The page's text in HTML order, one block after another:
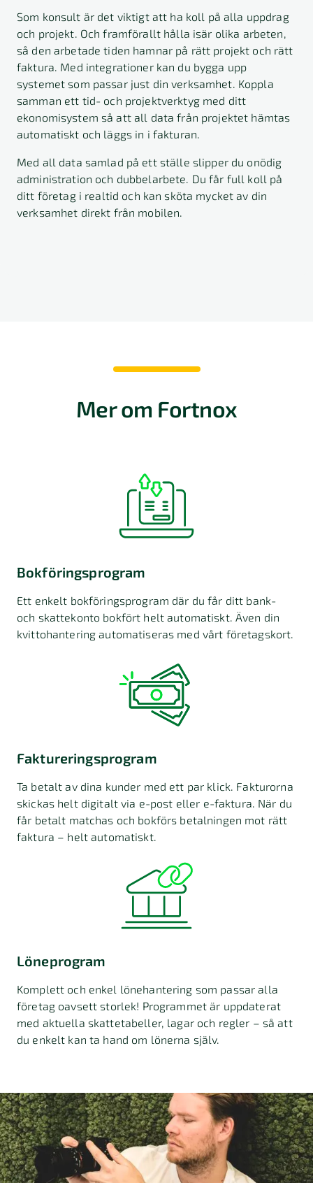
Som konsult är det viktigt att ha koll på alla uppdrag
och projekt. Och framförallt hålla isär olika arbeten,
så den arbetade tiden hamnar på rätt projekt och rätt
faktura. Med integrationer kan du bygga upp
systemet som passar just din verksamhet. Koppla
samman ett tid- och projektverktyg med ditt
ekonomisystem så att all data från projektet hämtas
automatiskt och läggs in i fakturan.
Med all data samlad på ett ställe slipper du onödig
administration och dubbelarbete. Du får full koll på
ditt företag i realtid och kan sköta mycket av din
verksamhet direkt från mobilen.
Mer om Fortnox
Bokföringsprogram
Ett enkelt bokföringsprogram där du får ditt bank-
och skattekonto bokfört helt automatiskt. Även din
kvittohantering automatiseras med vårt företagskort.
Faktureringsprogram
Ta betalt av dina kunder med ett par klick. Fakturorna
skickas helt digitalt via e-post eller e-faktura. När du
får betalt matchas och bokförs betalningen mot rätt
faktura – helt automatiskt.
Löneprogram
Komplett och enkel lönehantering som passar alla
företag oavsett storlek! Programmet är uppdaterat
med aktuella skattetabeller, lagar och regler – så att
du enkelt kan ta hand om lönerna själv.